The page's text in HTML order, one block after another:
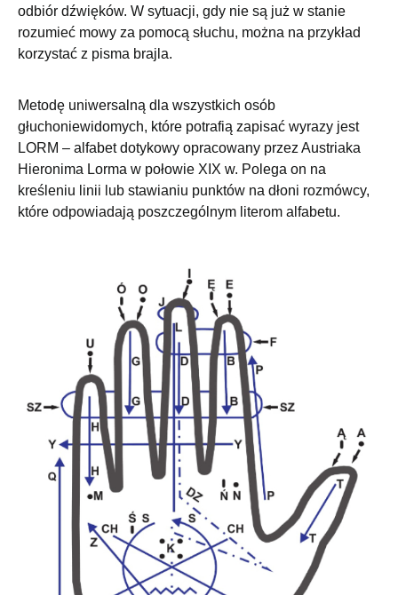
odbiór dźwięków. W sytuacji, gdy nie są już w stanie
rozumieć mowy za pomocą słuchu, można na przykład
korzystać z pisma brajla.
Metodę uniwersalną dla wszystkich osób
głuchoniewidomych, które potrafią zapisać wyrazy jest
LORM – alfabet dotykowy opracowany przez Austriaka
Hieronima Lorma w połowie XIX w. Polega on na
kreśleniu linii lub stawianiu punktów na dłoni rozmówcy,
które odpowiadają poszczególnym literom alfabetu.